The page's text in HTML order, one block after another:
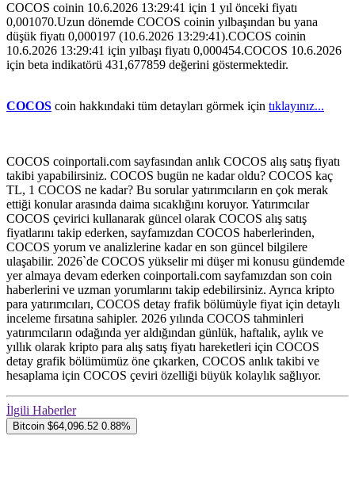
COCOS coinin 10.6.2026 13:29:41 için 1 yıl önceki fiyatı
0,001070.Uzun dönemde COCOS coinin yılbaşından bu yana
düşük fiyatı 0,000197 (10.6.2026 13:29:41).COCOS coinin
10.6.2026 13:29:41 için yılbaşı fiyatı 0,000454.COCOS 10.6.2026
için beta indikatörü 431,677859 değerini göstermektedir.
COCOS coin hakkındaki tüm detayları görmek için tıklayınız...
COCOS coinportali.com sayfasından anlık COCOS alış satış fiyatı
takibi yapabilirsiniz. COCOS bugün ne kadar oldu? COCOS kaç
TL, 1 COCOS ne kadar? Bu sorular yatırımcıların en çok merak
ettiği konular arasında daima sıcaklığını koruyor. Yatırımcılar
COCOS çevirici kullanarak güncel olarak COCOS alış satış
fiyatlarını takip ederken, sayfamızdan COCOS haberlerinden,
COCOS yorum ve analizlerine kadar en son güncel bilgilere
ulaşabilir. 2026`de COCOS yükselir mi düşer mi konusu gündemde
yer almaya devam ederken coinportali.com sayfamızdan son coin
haberlerini ve uzman yorumlarını takip edebilirsiniz. Ayrıca kripto
para yatırımcıları, COCOS detay frafik bölümüyle fiyat için detaylı
inceleme fırsatına sahipler. 2026 yılında COCOS tahminleri
yatırımcıların odağında yer aldığından günlük, haftalık, aylık ve
yıllık olarak kripto para alış satış fiyatı hareketleri için COCOS
detay grafik bölümümüz öne çıkarken, COCOS anlık takibi ve
hesaplama için COCOS çeviri özelliği büyük kolaylık sağlıyor.
İlgili Haberler
Bitcoin $64,096.52 0.88%